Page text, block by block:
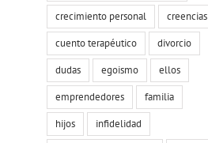
crecimiento personal
creencias
cuento terapéutico
divorcio
dudas
egoismo
ellos
emprendedores
familia
hijos
infidelidad